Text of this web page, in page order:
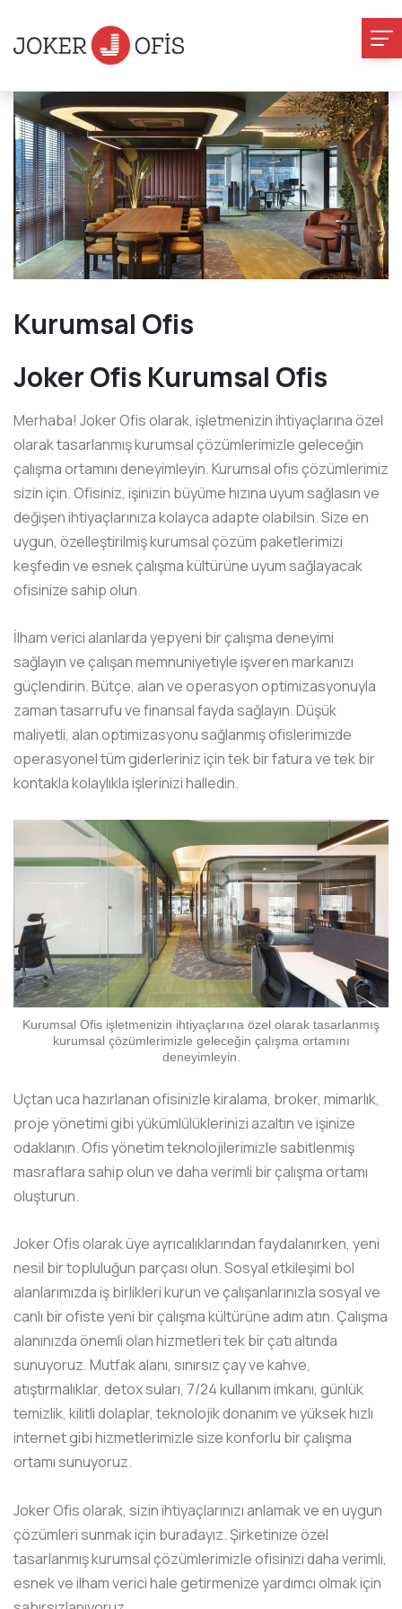
Kurumsal Ofis
Joker Ofis Kurumsal Ofis
Merhaba! Joker Ofis olarak, işletmenizin ihtiyaçlarına özel
olarak tasarlanmış kurumsal çözümlerimizle geleceğin
çalışma ortamını deneyimleyin. Kurumsal ofis çözümlerimiz
sizin için. Ofisiniz, işinizin büyüme hızına uyum sağlasın ve
değişen ihtiyaçlarınıza kolayca adapte olabilsin. Size en
uygun, özelleştirilmiş kurumsal çözüm paketlerimizi
keşfedin ve esnek çalışma kültürüne uyum sağlayacak
ofisinize sahip olun.
İlham verici alanlarda yepyeni bir çalışma deneyimi
sağlayın ve çalışan memnuniyetiyle işveren markanızı
güçlendirin. Bütçe, alan ve operasyon optimizasyonuyla
zaman tasarrufu ve finansal fayda sağlayın. Düşük
maliyetli, alan optimizasyonu sağlanmış ofislerimizde
operasyonel tüm giderleriniz için tek bir fatura ve tek bir
kontakla kolaylıkla işlerinizi halledin.
Kurumsal Ofis işletmenizin ihtiyaçlarına özel olarak tasarlanmış
kurumsal çözümlerimizle geleceğin çalışma ortamını
deneyimleyin.
Uçtan uca hazırlanan ofisinizle kiralama, broker, mimarlık,
proje yönetimi gibi yükümlülüklerinizi azaltın ve işinize
odaklanın. Ofis yönetim teknolojilerimizle sabitlenmiş
masraflara sahip olun ve daha verimli bir çalışma ortamı
oluşturun.
Joker Ofis olarak üye ayrıcalıklarından faydalanırken, yeni
nesil bir topluluğun parçası olun. Sosyal etkileşimi bol
alanlarımızda iş birlikleri kurun ve çalışanlarınızla sosyal ve
canlı bir ofiste yeni bir çalışma kültürüne adım atın. Çalışma
alanınızda önemli olan hizmetleri tek bir çatı altında
sunuyoruz. Mutfak alanı, sınırsız çay ve kahve,
atıştırmalıklar, detox suları, 7/24 kullanım imkanı, günlük
temizlik, kilitli dolaplar, teknolojik donanım ve yüksek hızlı
internet gibi hizmetlerimizle size konforlu bir çalışma
ortamı sunuyoruz.
Joker Ofis olarak, sizin ihtiyaçlarınızı anlamak ve en uygun
çözümleri sunmak için buradayız. Şirketinize özel
tasarlanmış kurumsal çözümlerimizle ofisinizi daha verimli,
esnek ve ilham verici hale getirmenize yardımcı olmak için